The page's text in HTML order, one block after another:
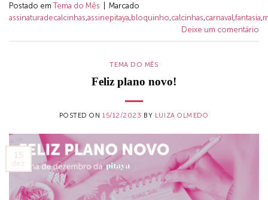
Postado emTema do Mês
Marcado
assinaturadecalcinhas,assinepitaya, bloquinho,calcinhas,carnaval,fantasia,
Deixe um comentário
TEMA DO MÊS
Feliz plano novo!
POSTED ON 15/12/2023 BY LUIZA OLMEDO
15
dez